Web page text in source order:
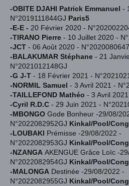
-OBITE DJAHI Patrick Emmanuel -
N°2019111844GJ Paris5
-E-E - 20 Février 2020 -
-TIRANO Pierre - 10 Juillet 2020 -
-JCT - 06 Août 2020 -
-BALAKUMAR Stéphane - 21
N°2021012148GJ
-G J-T - 18 Février 2021 -
-NORMIL Samuel - 3 Avril 2021 -
-TAILLEFOND Mathéo - 3 Avril
-Cyril R.D.C - 29 Juin 2021 -
-MBONGO Gode Bonheur -29/08/
N°2022082952GJ Kinkal/Pool/
-LOUBAKI Prémisse -29/08/2022 -
N°2022082953GJ Kinkal/Pool/
-NZANGA AKENGUE Grâce Loïc -
N°2022082954GJ Kinkal/Pool/Cong
-MALONGA Destinée -29/08/2022 -
N°2022082955GJ Kinkal/Pool/